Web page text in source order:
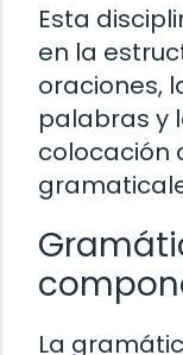
Esta
en la
oraciones,
palabras y
colocación
La